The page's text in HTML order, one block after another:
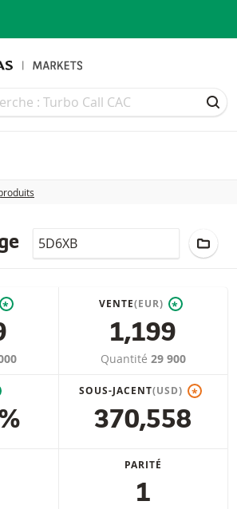
sur le site
LocalCode
* VENTE(EUR) *
1,199
Quantité 29 900
SOUS-JACENT(USD) *
370,558
PARITÉ
1